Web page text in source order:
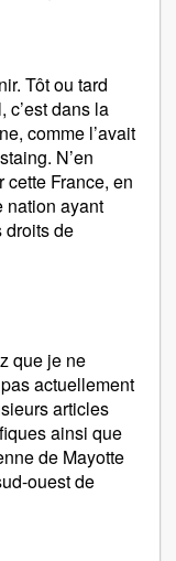
Tôt ou tard
c’est dans la
comme l’avait
N’en
France, en
nation ayant
droits de
que je ne
actuellement
articles
ainsi que
de Mayotte
ouest de